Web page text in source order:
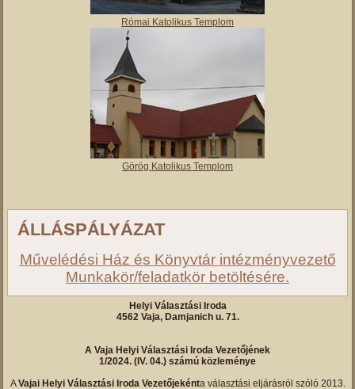
Római Katolikus Templom
Görög Katolikus Templom
ÁLLÁSPÁLYÁZAT
Művelédési Ház és Könyvtár intézményvezető
Munkakör/feladatkör betöltésére.
Helyi Választási Iroda
4562 Vaja, Damjanich u. 71.
A Vaja Helyi Választási Iroda Vezetőjének
1/2024. (IV. 04.) számú közleménye
AVajai Helyi Választási Iroda Vezetőjekénta választási eljárásról szóló 2013.